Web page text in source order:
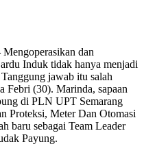
Mengoperasikan dan
Induk tidak hanya menjadi
jawab itu salah
Febri (30). Marinda, sapaan
di PLN UPT Semarang
Proteksi, Meter Dan Otomasi
baru sebagai Team Leader
Payung.